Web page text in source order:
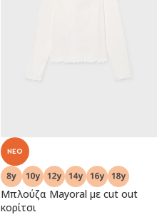
NEO
Μπλούζα Mayoral με cut out
κορίτσι